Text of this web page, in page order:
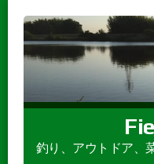
釣り、アウトドア、